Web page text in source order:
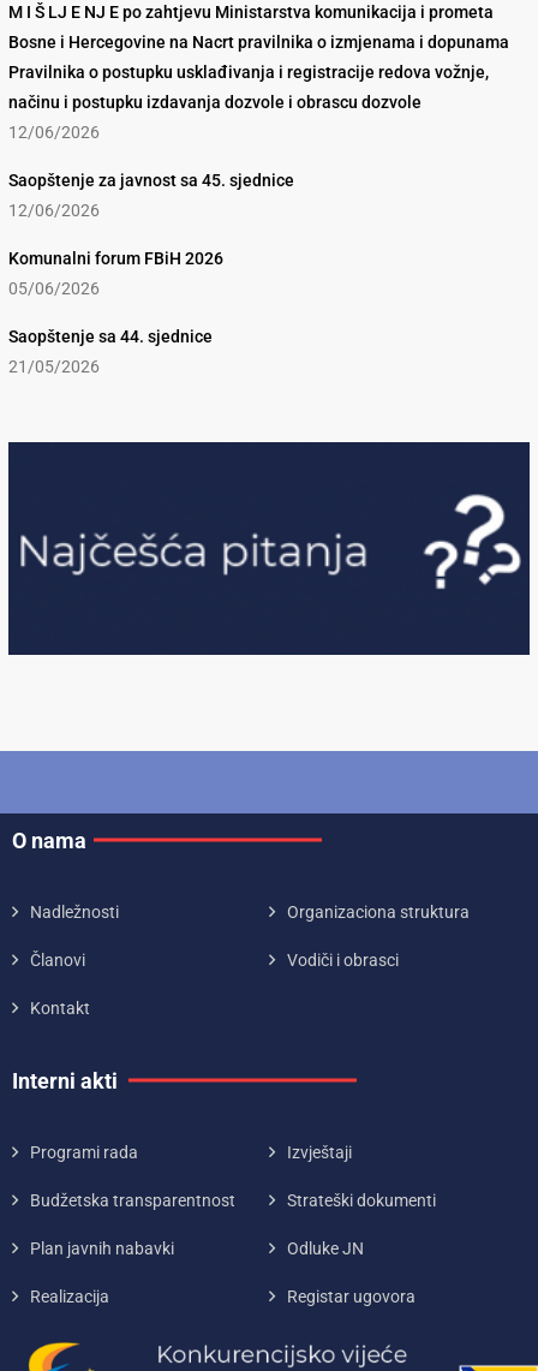
M I Š LJ E NJ E po zahtjevu Ministarstva komunikacija i prometa
Bosne i Hercegovine na Nacrt pravilnika o izmjenama i dopunama
Pravilnika o postupku usklađivanja i registracije redova vožnje,
načinu i postupku izdavanja dozvole i obrascu dozvole
12/06/2026
Saopštenje za javnost sa 45. sjednice
12/06/2026
Komunalni forum FBiH 2026
05/06/2026
Saopštenje sa 44. sjednice
21/05/2026
O nama
Nadležnosti Organizaciona struktura
Članovi Vodiči i obrasci
Kontakt
Interni akti
Programi rada Izvještaji
Budžetska transparentnost Strateški dokumenti
Plan javnih nabavki Odluke JN
Realizacija Registar ugovora